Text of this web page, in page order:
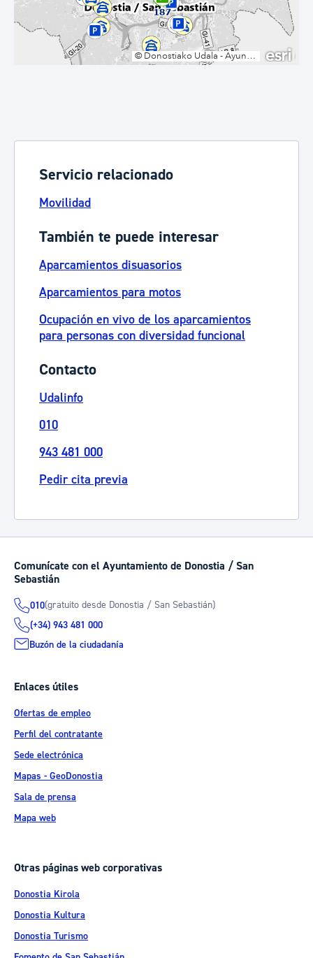
Servicio relacionado
Movilidad
También te puede interesar
Aparcamientos disuasorios
Aparcamientos para motos
Ocupación en vivo de los aparcamientos
para personas con diversidad funcional
Contacto
Udalinfo
010
943 481 000
Pedir cita previa
Comunícate con el Ayuntamiento de Donostia / San
Sebastián
010(gratuito desde Donostia / San Sebastián)
(+34) 943 481 000
Buzón de la ciudadanía
Enlaces útiles
Ofertas de empleo
Perfil del contratante
Sede electrónica
Mapas - GeoDonostia
Sala de prensa
Mapa web
Otras páginas web corporativas
Donostia Kirola
Donostia Kultura
Donostia Turismo